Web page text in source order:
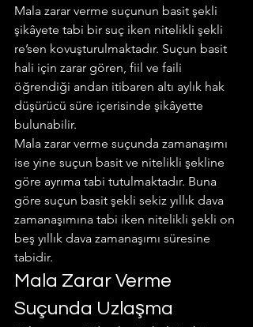
Mala zarar verme suçunun basit şekli
şikâyete tabi bir suç iken nitelikli şekli
re’sen kovuşturulmaktadır. Suçun basit
hali için zarar gören, fiil ve faili
öğrendiği andan itibaren altı aylık hak
düşürücü süre içerisinde şikâyette
bulunabilir.
Mala zarar verme suçunda zamanaşımı
ise yine suçun basit ve nitelikli şekline
göre ayrıma tabi tutulmaktadır. Buna
göre suçun basit şekli sekiz yıllık dava
zamanaşımına tabi iken nitelikli şekli on
beş yıllık dava zamanaşımı süresine
tabidir.
Mala Zarar Verme
Suçunda Uzlaşma